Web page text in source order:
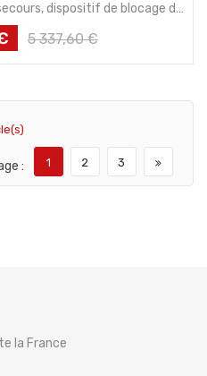
dispositif de blocage de
moto.Prix
5 337,60 €
: 1 2 3
la France